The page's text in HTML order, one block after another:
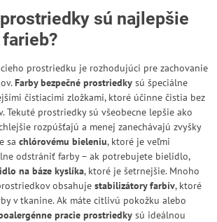
sú najlepšie
prostriedku je rozhodujúci pre zachovanie
Farby bezpečné prostriedky sú špeciálne
čistiacimi zložkami, ktoré účinne čistia bez
Tekuté prostriedky sú všeobecne lepšie ako
rozpúšťajú a menej zanechávajú zvyšky
sa chlórovému bieleniu, ktoré je veľmi
odstrániť farby – ak potrebujete bielidlo,
na báze kyslíka, ktoré je šetrnejšie. Mnoho
obsahuje stabilizátory farbív, ktoré
v tkanine. Ak máte citlivú pokožku alebo
pracie prostriedky sú ideálnou